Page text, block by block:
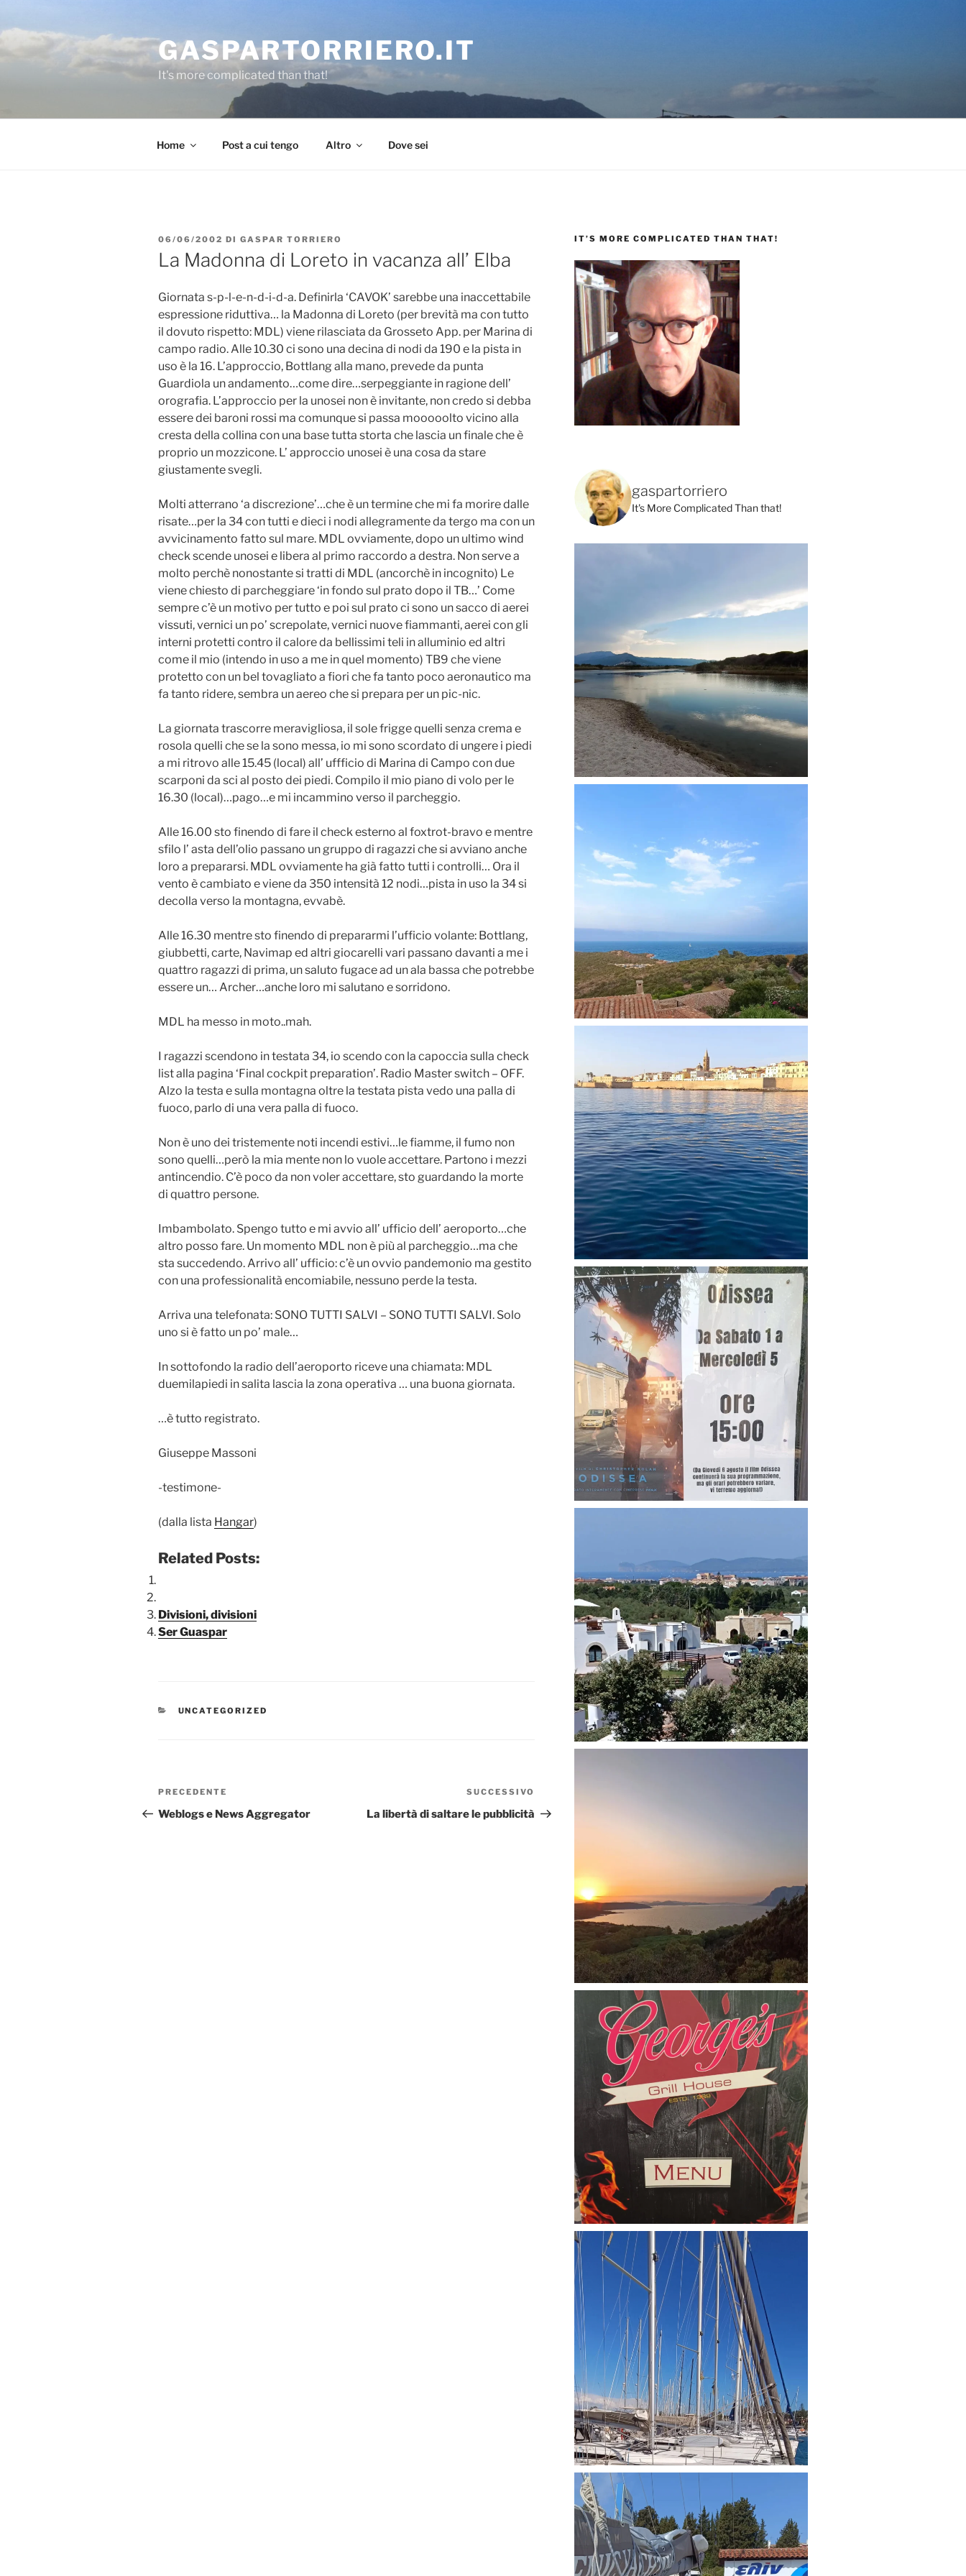
contenuto
GASPARTORRIERO.IT
It's more complicated than that!
Home Post a cui tengo Altro Dove sei
PUBBLICATO
IL
06/06/2002 DI GASPAR TORRIERO
La Madonna di Loreto in vacanza all’ Elba
Giornata s-p-l-e-n-d-i-d-a. Definirla ‘CAVOK’ sarebbe una inaccettabile
espressione riduttiva… la Madonna di Loreto (per brevità ma con tutto
il dovuto rispetto: MDL) viene rilasciata da Grosseto App. per Marina di
campo radio. Alle 10.30 ci sono una decina di nodi da 190 e la pista in
uso è la 16. L’approccio, Bottlang alla mano, prevede da punta
Guardiola un andamento…come dire…serpeggiante in ragione dell’
orografia. L’approccio per la unosei non è invitante, non credo si debba
essere dei baroni rossi ma comunque si passa mooooolto vicino alla
cresta della collina con una base tutta storta che lascia un finale che è
proprio un mozzicone. L’ approccio unosei è una cosa da stare
giustamente svegli.
Molti atterrano ‘a discrezione’…che è un termine che mi fa morire dalle
risate…per la 34 con tutti e dieci i nodi allegramente da tergo ma con un
avvicinamento fatto sul mare. MDL ovviamente, dopo un ultimo wind
check scende unosei e libera al primo raccordo a destra. Non serve a
molto perchè nonostante si tratti di MDL (ancorchè in incognito) Le
viene chiesto di parcheggiare ‘in fondo sul prato dopo il TB…’ Come
sempre c’è un motivo per tutto e poi sul prato ci sono un sacco di aerei
vissuti, vernici un po’ screpolate, vernici nuove fiammanti, aerei con gli
interni protetti contro il calore da bellissimi teli in alluminio ed altri
come il mio (intendo in uso a me in quel momento) TB9 che viene
protetto con un bel tovagliato a fiori che fa tanto poco aeronautico ma
fa tanto ridere, sembra un aereo che si prepara per un pic-nic.
La giornata trascorre meravigliosa, il sole frigge quelli senza crema e
rosola quelli che se la sono messa, io mi sono scordato di ungere i piedi
a mi ritrovo alle 15.45 (local) all’ uffficio di Marina di Campo con due
scarponi da sci al posto dei piedi. Compilo il mio piano di volo per le
16.30 (local)…pago…e mi incammino verso il parcheggio.
Alle 16.00 sto finendo di fare il check esterno al foxtrot-bravo e mentre
sfilo l’ asta dell’olio passano un gruppo di ragazzi che si avviano anche
loro a prepararsi. MDL ovviamente ha già fatto tutti i controlli… Ora il
vento è cambiato e viene da 350 intensità 12 nodi…pista in uso la 34 si
decolla verso la montagna, evvabè.
Alle 16.30 mentre sto finendo di prepararmi l’ufficio volante: Bottlang,
giubbetti, carte, Navimap ed altri giocarelli vari passano davanti a me i
quattro ragazzi di prima, un saluto fugace ad un ala bassa che potrebbe
essere un… Archer…anche loro mi salutano e sorridono.
MDL ha messo in moto..mah.
I ragazzi scendono in testata 34, io scendo con la capoccia sulla check
list alla pagina ‘Final cockpit preparation’. Radio Master switch – OFF.
Alzo la testa e sulla montagna oltre la testata pista vedo una palla di
fuoco, parlo di una vera palla di fuoco.
Non è uno dei tristemente noti incendi estivi…le fiamme, il fumo non
sono quelli…però la mia mente non lo vuole accettare. Partono i mezzi
antincendio. C’è poco da non voler accettare, sto guardando la morte
di quattro persone.
Imbambolato. Spengo tutto e mi avvio all’ ufficio dell’ aeroporto…che
altro posso fare. Un momento MDL non è più al parcheggio…ma che
sta succedendo. Arrivo all’ ufficio: c’è un ovvio pandemonio ma gestito
con una professionalità encomiabile, nessuno perde la testa.
Arriva una telefonata: SONO TUTTI SALVI – SONO TUTTI SALVI. Solo
uno si è fatto un po’ male…
In sottofondo la radio dell’aeroporto riceve una chiamata: MDL
duemilapiedi in salita lascia la zona operativa … una buona giornata.
…è tutto registrato.
Giuseppe Massoni
-testimone-
(dalla lista Hangar)
Related Posts:
Divisioni, divisioni
Ser Guaspar
CATEGORIE
UNCATEGORIZED
Navigazione
articoli
Articolo
precedente:
PRECEDENTE
Weblogs e News Aggregator
successivo
SUCCESSIVO
La libertà di saltare le pubblicità
IT’S MORE COMPLICATED THAN THAT!
gaspartorriero
It's More Complicated Than that!